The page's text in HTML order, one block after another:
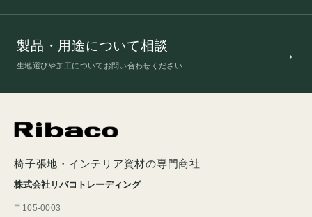
製品・用途について相談
生地選びや加工についてお問い合わせください
椅子張地・インテリア資材の専門商社
株式会社リバコトレーディング
〒105-0003